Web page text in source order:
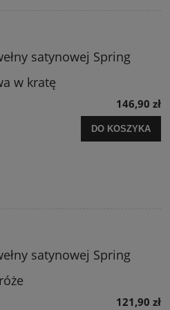
satynowej Spring
w kratę
146,90 zł
DO KOSZYKA
satynowej Spring
121,90 zł